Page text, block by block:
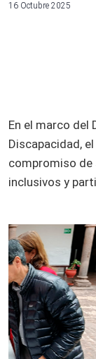
16 Octubre 2025
En el marco del
Discapacidad,
compromiso de
inclusivos y